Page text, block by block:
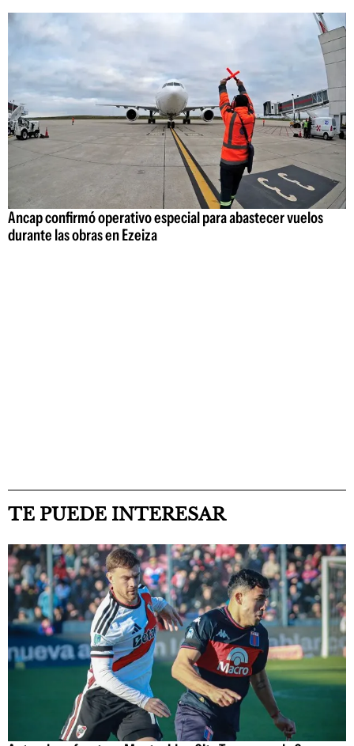
Ancap confirmó operativo especial para abastecer vuelos
durante las obras en Ezeiza
TE PUEDE INTERESAR